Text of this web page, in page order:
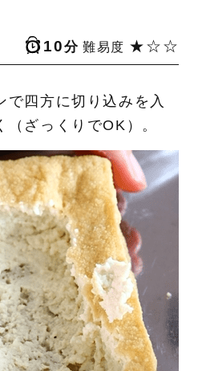
10分 難易度 ★☆☆
で四方に切り込みを入
（ざっくりでOK）。